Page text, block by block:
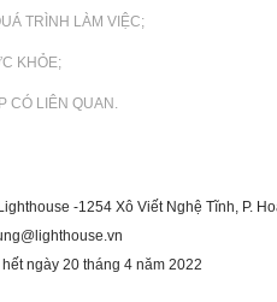
TRÌNH LÀM VIỆC;
KHỎE;
CÓ LIÊN QUAN.
-1254 Xô Viết Nghệ Tĩnh, P.
ngày 20 tháng 4 năm 2022